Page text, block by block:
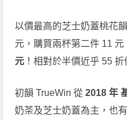
以價最高的芝士奶蓋桃花
元，購買兩杯第二件 11
元 ！相對於半價近乎 55 折
初韻 TrueWin 從2018 年
奶茶及芝士奶蓋為主，也